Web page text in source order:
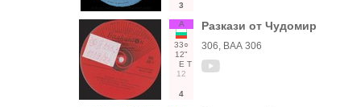
3
А
33○
12"
Е Т
12
4
Разкази от Чудомир
306, ВАА 306